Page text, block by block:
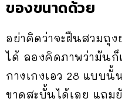
ของขนาดด้วย
อย่าคิดว่าจะฝืนสวมถุ
ได้ ลองคิดภาพว่ามัน
กางเกงเอว 28 แบบ
ขาดสะบั้นได้เลย แถ